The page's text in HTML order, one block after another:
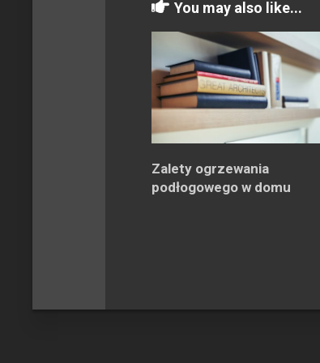
You may also like...
Zalety ogrzewania
podłogowego w domu